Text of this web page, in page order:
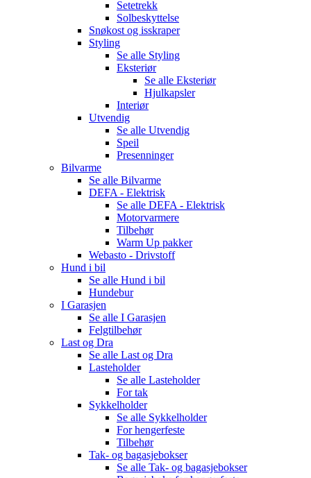
Setetrekk
Solbeskyttelse
Snøkost og isskraper
Styling
Se alle Styling
Eksteriør
Se alle Eksteriør
Hjulkapsler
Interiør
Utvendig
Se alle Utvendig
Speil
Presenninger
Bilvarme
Se alle Bilvarme
DEFA - Elektrisk
Se alle DEFA - Elektrisk
Motorvarmere
Tilbehør
Warm Up pakker
Webasto - Drivstoff
Hund i bil
Se alle Hund i bil
Hundebur
I Garasjen
Se alle I Garasjen
Felgtilbehør
Last og Dra
Se alle Last og Dra
Lasteholder
Se alle Lasteholder
For tak
Sykkelholder
Se alle Sykkelholder
For hengerfeste
Tilbehør
Tak- og bagasjebokser
Se alle Tak- og bagasjebokser